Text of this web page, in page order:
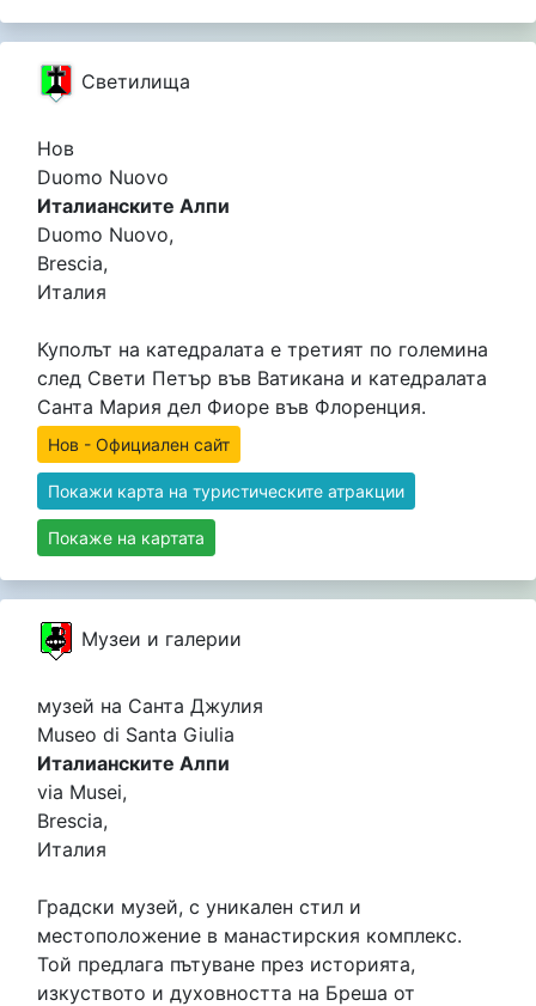
Светилища
Нов
Duomo Nuovo
Италианските Алпи
Duomo Nuovo,
Brescia,
Италия
Куполът на катедралата е третият по големина
след Свети Петър във Ватикана и катедралата
Санта Мария дел Фиоре във Флоренция.
Нов - Официален сайт
Покажи карта на туристическите атракции
Покаже на картата
Музеи и галерии
музей на Санта Джулия
Museo di Santa Giulia
Италианските Алпи
via Musei,
Brescia,
Италия
Градски музей, с уникален стил и
местоположение в манастирския комплекс.
Той предлага пътуване през историята,
изкуството и духовността на Бреша от